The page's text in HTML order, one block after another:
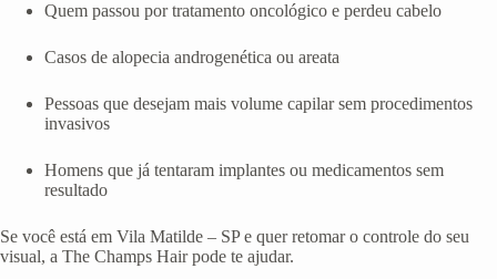
Quem passou por tratamento oncológico e perdeu cabelo
Casos de alopecia androgenética ou areata
Pessoas que desejam mais volume capilar sem procedimentos
invasivos
Homens que já tentaram implantes ou medicamentos sem
resultado
Se você está em Vila Matilde – SP e quer retomar o controle do seu
visual, a The Champs Hair pode te ajudar.